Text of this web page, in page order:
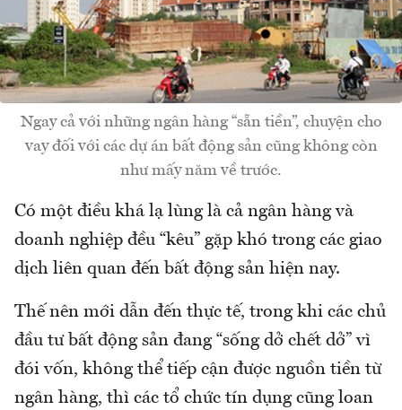
Ngay cả với những ngân hàng “sẵn tiền”, chuyện cho
vay đối với các dự án bất động sản cũng không còn
như mấy năm về trước.
Có một điều khá lạ lùng là cả ngân hàng và
doanh nghiệp đều “kêu” gặp khó trong các giao
dịch liên quan đến bất động sản hiện nay.
Thế nên mới dẫn đến thực tế, trong khi các chủ
đầu tư bất động sản đang “sống dở chết dở” vì
đói vốn, không thể tiếp cận được nguồn tiền từ
ngân hàng, thì các tổ chức tín dụng cũng loan